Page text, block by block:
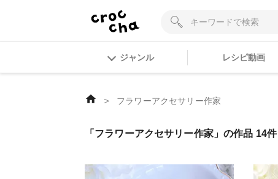
ジャンル レシピ動画
＞ フラワーアクセサリー作家
「フラワーアクセサリー作家」の作品 14件